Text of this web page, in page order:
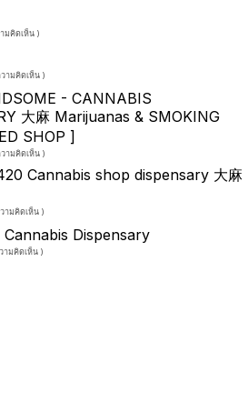
มคิดเห็น )
ามคิดเห็น )
- CANNABIS
大麻 Marijuanas & SMOKING
SHOP ]
ามคิดเห็น )
Cannabis shop dispensary 大麻
ามคิดเห็น )
Dispensary
ามคิดเห็น )